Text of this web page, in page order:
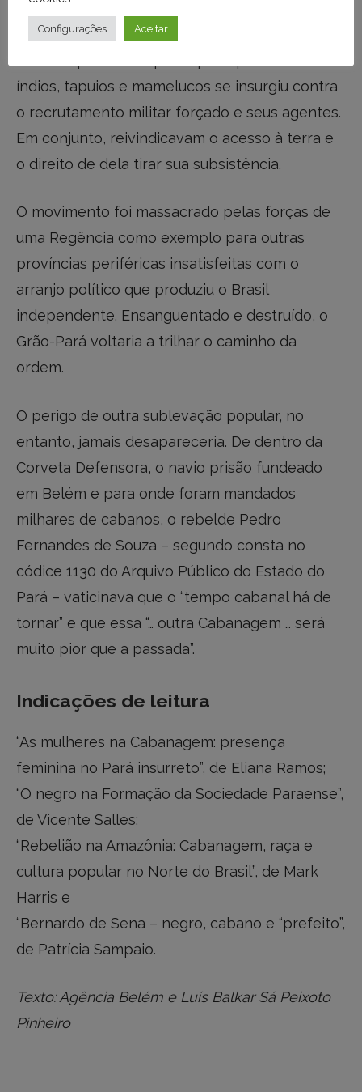
índios, tapuios e mamelucos se insurgiu contra
o recrutamento militar forçado e seus agentes.
Em conjunto, reivindicavam o acesso à terra e
o direito de dela tirar sua subsistência.
O movimento foi massacrado pelas forças de
uma Regência como exemplo para outras
províncias periféricas insatisfeitas com o
arranjo político que produziu o Brasil
independente. Ensanguentado e destruído, o
Grão-Pará voltaria a trilhar o caminho da
ordem.
O perigo de outra sublevação popular, no
entanto, jamais desapareceria. De dentro da
Corveta Defensora, o navio prisão fundeado
em Belém e para onde foram mandados
milhares de cabanos, o rebelde Pedro
Fernandes de Souza – segundo consta no
códice 1130 do Arquivo Público do Estado do
Pará – vaticinava que o “tempo cabanal há de
tornar” e que essa “… outra Cabanagem … será
muito pior que a passada”.
Indicações de leitura
“As mulheres na Cabanagem: presença
feminina no Pará insurreto”, de Eliana Ramos;
“O negro na Formação da Sociedade Paraense”,
de Vicente Salles;
“Rebelião na Amazônia: Cabanagem, raça e
cultura popular no Norte do Brasil”, de Mark
Harris e
“Bernardo de Sena – negro, cabano e “prefeito”,
de Patrícia Sampaio.
Texto: Agência Belém e Luís Balkar Sá Peixoto
Pinheiro
Configurações Aceitar